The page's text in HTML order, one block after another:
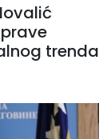
trenda